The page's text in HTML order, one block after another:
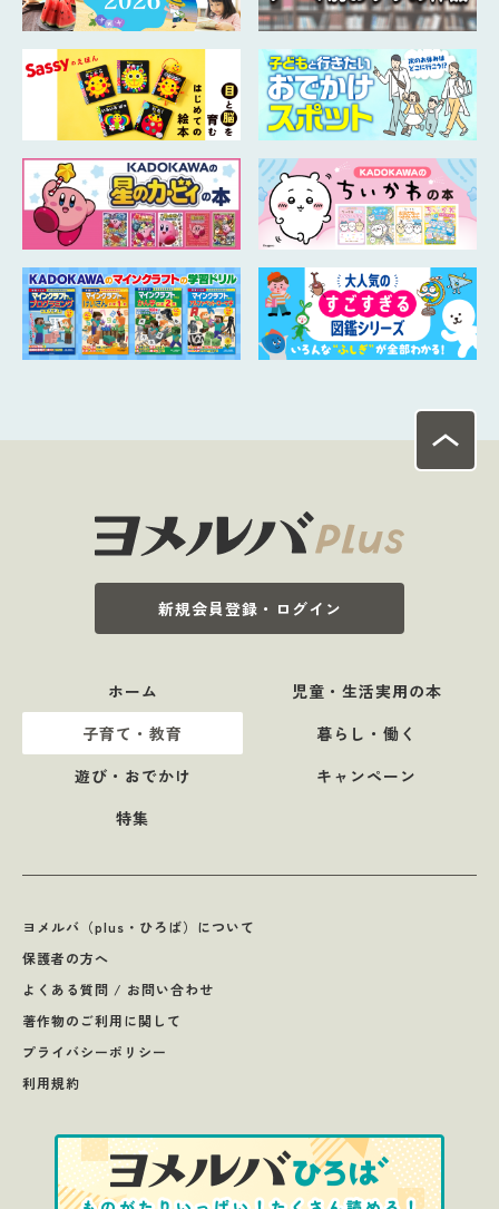
新規会員登録・ログイン
ホーム
児童・生活実用の本
子育て・教育
暮らし・働く
遊び・おでかけ
キャンペーン
特集
ヨメルバ（plus・ひろば）について
保護者の方へ
よくある質問 / お問い合わせ
著作物のご利用に関して
プライバシーポリシー
利用規約